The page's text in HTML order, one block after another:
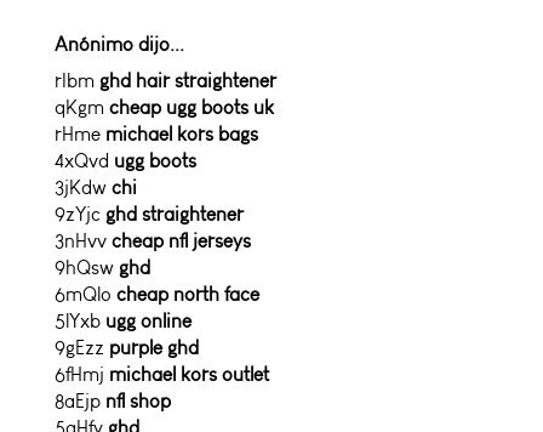
Anónimo dijo...
rIbm ghd hair straightener
qKgm cheap ugg boots uk
rHme michael kors bags
4xQvd ugg boots
3jKdw chi
9zYjc ghd straightener
3nHvv cheap nfl jerseys
9hQsw ghd
6mQlo cheap north face
5lYxb ugg online
9gEzz purple ghd
6fHmj michael kors outlet
8aEjp nfl shop